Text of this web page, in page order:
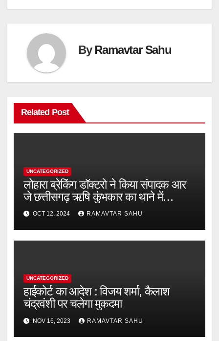
ByRamavtar Sahu
Related Post
UNCATEGORIZED
लोहारा ब्रेकिंग डॉक्टरो ने किया संपादक आर
जे छत्तीसगढ़ ऋषि कुंभकार का थाने में
शिकायत
OCT 12, 2024 RAMAVTAR SAHU
UNCATEGORIZED
हाईकोर्ट का आदेश : विजय शर्मा, कैलाश
चंद्रवंशी पर चलेगा मुकदमा
NOV 16, 2023 RAMAVTAR SAHU